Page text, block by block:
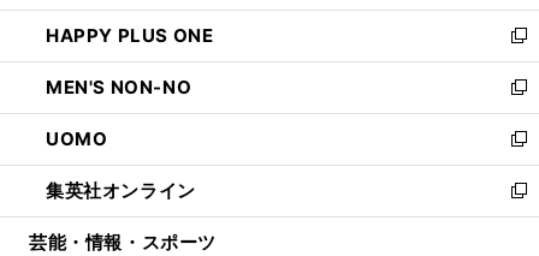
開
く
ウ
で
開
く
ン
ド
ウ
で
開
く
ウ
ィ
ン
ド
ウ
で
開
く
し
い
ウ
ィ
ン
ド
ウ
で
開
HAPPY PLUS ONE
新
し
い
ウ
ィ
ン
ド
ウ
MEN'S NON-NO
新
し
い
ウ
ィ
ン
UOMO
新
し
い
ウ
集英社オンライン
新
し
芸能・情報・スポーツ